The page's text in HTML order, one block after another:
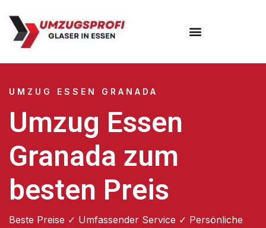
UMZUG ESSEN GRANADA
Umzug Essen
Granada zum
besten Preis
Beste Preise ✓ Umfassender Service ✓ Persönliche